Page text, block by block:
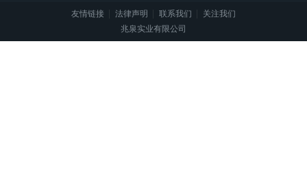
友情链接 法律声明 联系我们
关注我们
兆泉实业有限公司